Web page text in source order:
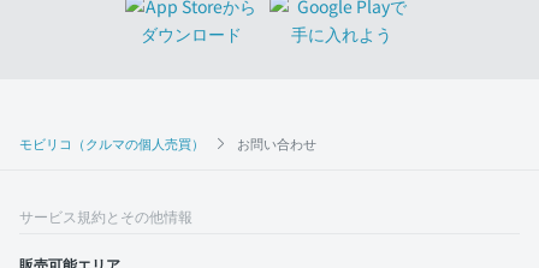
モビリコ（クルマの個人売買） お問い合わせ
サービス規約とその他情報